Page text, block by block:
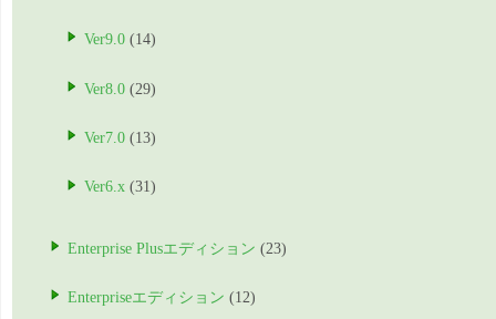
Ver9.0 (14)
Ver8.0 (29)
Ver7.0 (13)
Ver6.x (31)
Enterprise Plusエディション (23)
Enterpriseエディション (12)